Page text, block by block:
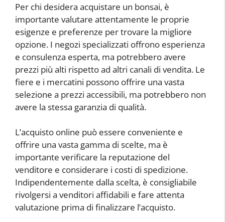
Per chi desidera acquistare un bonsai, è
importante valutare attentamente le proprie
esigenze e preferenze per trovare la migliore
opzione. I negozi specializzati offrono esperienza
e consulenza esperta, ma potrebbero avere
prezzi più alti rispetto ad altri canali di vendita. Le
fiere e i mercatini possono offrire una vasta
selezione a prezzi accessibili, ma potrebbero non
avere la stessa garanzia di qualità.
L’acquisto online può essere conveniente e
offrire una vasta gamma di scelte, ma è
importante verificare la reputazione del
venditore e considerare i costi di spedizione.
Indipendentemente dalla scelta, è consigliabile
rivolgersi a venditori affidabili e fare attenta
valutazione prima di finalizzare l’acquisto.